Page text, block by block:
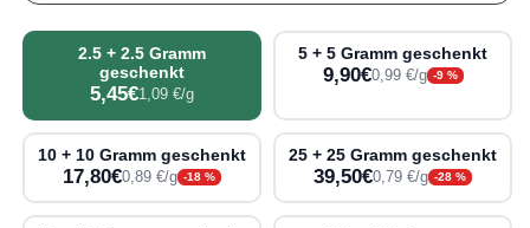
2.5 + 2.5 Gramm
geschenkt
5,45€1,09 €/g
5 + 5 Gramm geschenkt
9,90€0,99 €/g -9 %
10 + 10 Gramm geschenkt
17,80€0,89 €/g -18 %
25 + 25 Gramm geschenkt
39,50€0,79 €/g -28 %